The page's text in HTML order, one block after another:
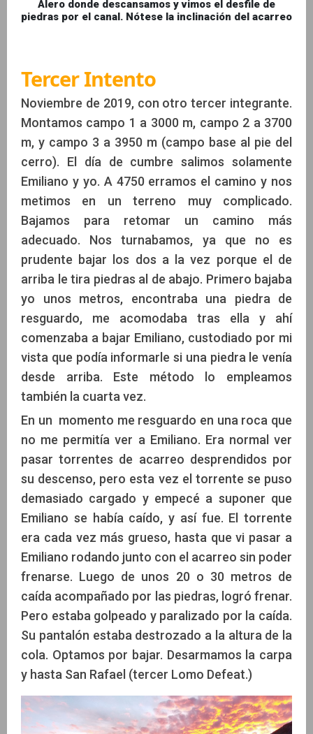
Alero donde descansamos y vimos el desfile de
piedras por el canal. Nótese la inclinación del acarreo
Tercer Intento
Noviembre de 2019, con otro tercer integrante.
Montamos campo 1 a 3000 m, campo 2 a 3700
m, y campo 3 a 3950 m (campo base al pie del
cerro). El día de cumbre salimos solamente
Emiliano y yo. A 4750 erramos el camino y nos
metimos en un terreno muy complicado.
Bajamos para retomar un camino más
adecuado. Nos turnabamos, ya que no es
prudente bajar los dos a la vez porque el de
arriba le tira piedras al de abajo. Primero bajaba
yo unos metros, encontraba una piedra de
resguardo, me acomodaba tras ella y ahí
comenzaba a bajar Emiliano, custodiado por mi
vista que podía informarle si una piedra le venía
desde arriba. Este método lo empleamos
también la cuarta vez.
En un momento me resguardo en una roca que
no me permitía ver a Emiliano. Era normal ver
pasar torrentes de acarreo desprendidos por
su descenso, pero esta vez el torrente se puso
demasiado cargado y empecé a suponer que
Emiliano se había caído, y así fue. El torrente
era cada vez más grueso, hasta que vi pasar a
Emiliano rodando junto con el acarreo sin poder
frenarse. Luego de unos 20 o 30 metros de
caída acompañado por las piedras, logró frenar.
Pero estaba golpeado y paralizado por la caída.
Su pantalón estaba destrozado a la altura de la
cola. Optamos por bajar. Desarmamos la carpa
y hasta San Rafael (tercer Lomo Defeat.)